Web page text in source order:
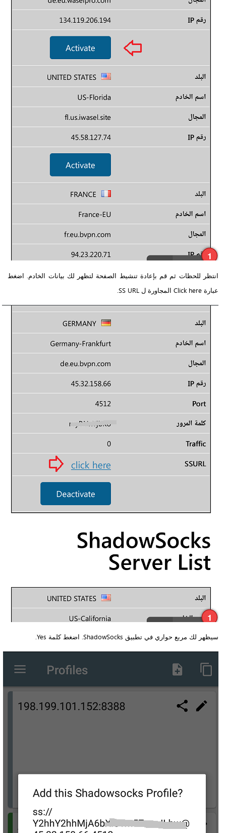
انتظر للحظات ثم قم بإعادة تنشيط الصفحة لتظهر لك بيانات الخادم. اضغط
عبارة Click here المجاورة ل SS URL.
سيظهر لك مربع حواري في تطبيق ShadowSocks. اضغط كلمة Yes.